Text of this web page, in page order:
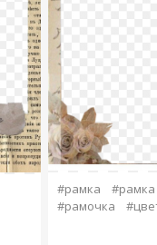
#рамка
#рамка
#рамочка